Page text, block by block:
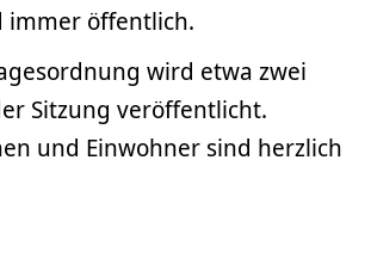
immer öffentlich.
wird etwa zwei
Sitzung veröffentlicht.
und Einwohner sind herzlich